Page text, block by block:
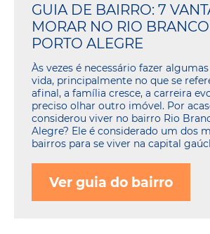
GUIA DE BAIRRO: 7
MORAR NO RIO
PORTO ALEGRE
Às vezes é necessário fazer
vida, principalmente no que se
afinal, a família cresce, a carreira
preciso olhar outro imóvel. Por
considerou viver no bairro Rio
Alegre? Ele é considerado um dos
bairros para se viver na capital
Ver guia do bairro